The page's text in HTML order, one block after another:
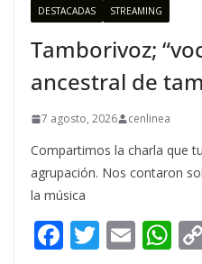
DESTACADAS STREAMING
Tamborivoz;
ancestral de
7 agosto, 2026 cenlinea
Compartimos la charla que
agrupación. Nos contaron
la música
F T E W